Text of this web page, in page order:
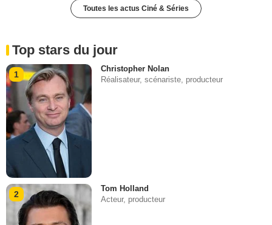
Toutes les actus Ciné & Séries
Top stars du jour
1
Christopher Nolan
Réalisateur, scénariste, producteur
2
Tom Holland
Acteur, producteur